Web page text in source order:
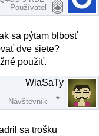
Používateľ
sa pýtam blbosť
dve siete?
použiť.
WlaSaTy
Návštevník
sa trošku